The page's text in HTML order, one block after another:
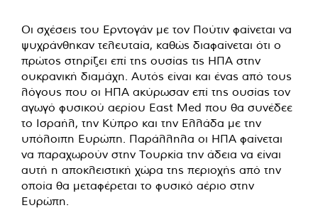
Οι σχέσεις του Ερντογάν με τον Πούτιν φαίνεται να
ψυχράνθηκαν τελευταία, καθώς διαφαίνεται ότι ο
πρώτος στηρίζει επί της ουσίας τις ΗΠΑ στην
ουκρανική διαμάχη. Αυτός είναι και ένας από τους
λόγους που οι ΗΠΑ ακύρωσαν επί της ουσίας τον
αγωγό φυσικού αερίου East Med που θα συνέδεε
το Ισραήλ, την Κύπρο και την Ελλάδα με την
υπόλοιπη Ευρώπη. Παράλληλα οι ΗΠΑ φαίνεται
να παραχωρούν στην Τουρκία την άδεια να είναι
αυτή η αποκλειστική χώρα της περιοχής από την
οποία θα μεταφέρεται το φυσικό αέριο στην
Ευρώπη.